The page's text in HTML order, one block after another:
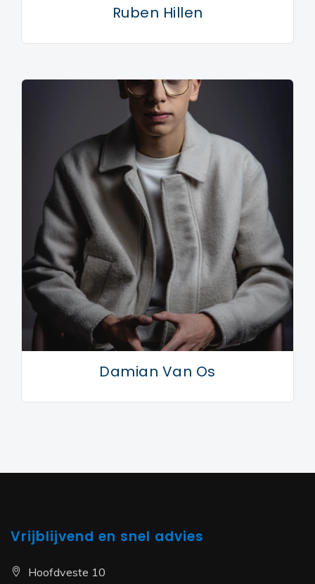
Ruben Hillen
Damian Van Os
Vrijblijvend en snel advies
Hoofdveste 10